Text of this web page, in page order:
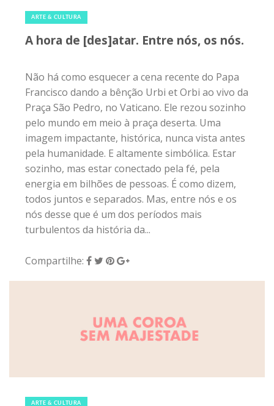
ARTE & CULTURA
A hora de [des]atar. Entre nós, os nós.
Não há como esquecer a cena recente do Papa
Francisco dando a bênção Urbi et Orbi ao vivo da
Praça São Pedro, no Vaticano. Ele rezou sozinho
pelo mundo em meio à praça deserta. Uma
imagem impactante, histórica, nunca vista antes
pela humanidade. E altamente simbólica. Estar
sozinho, mas estar conectado pela fé, pela
energia em bilhões de pessoas. É como dizem,
todos juntos e separados. Mas, entre nós e os
nós desse que é um dos períodos mais
turbulentos da história da...
Compartilhe:
ARTE & CULTURA